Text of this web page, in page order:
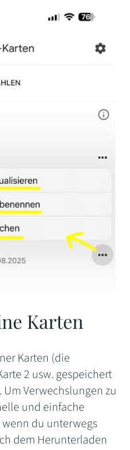
Karten
Karten (die
2 usw. gespeichert
Verwechslungen zu
und einfache
du unterwegs
dem Herunterladen